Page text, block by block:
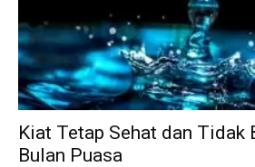
Kiat Tetap Sehat dan Tidak
Bulan Puasa